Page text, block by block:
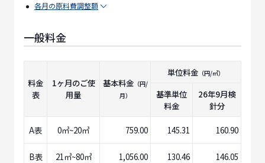
各月の原料費調整額
一般料金
料金
表
1ヶ月のご使
用量
基本料金（円/
月）
単位料金 （円/㎥）
基準単位
料金
26年9月検
針分
A表 0㎥~20㎥ 759.00 145.31 160.90
B表 21㎥~80㎥ 1,056.00 130.46 146.05